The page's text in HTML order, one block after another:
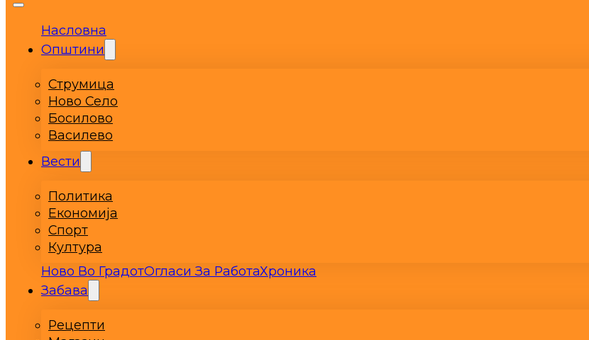
Насловна
Општини
Струмица
Ново Село
Босилово
Василево
Вести
Политика
Економија
Спорт
Култура
Ново Во ГрадотОгласи За РаботаХроника
Забава
Рецепти